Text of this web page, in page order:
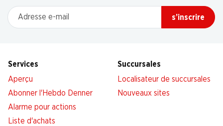
Adresse e-mail
s’inscrire
Services
Aperçu
Abonner l'Hebdo Denner
Alarme pour actions
Liste d'achats
Succursales
Localisateur de succursales
Nouveaux sites